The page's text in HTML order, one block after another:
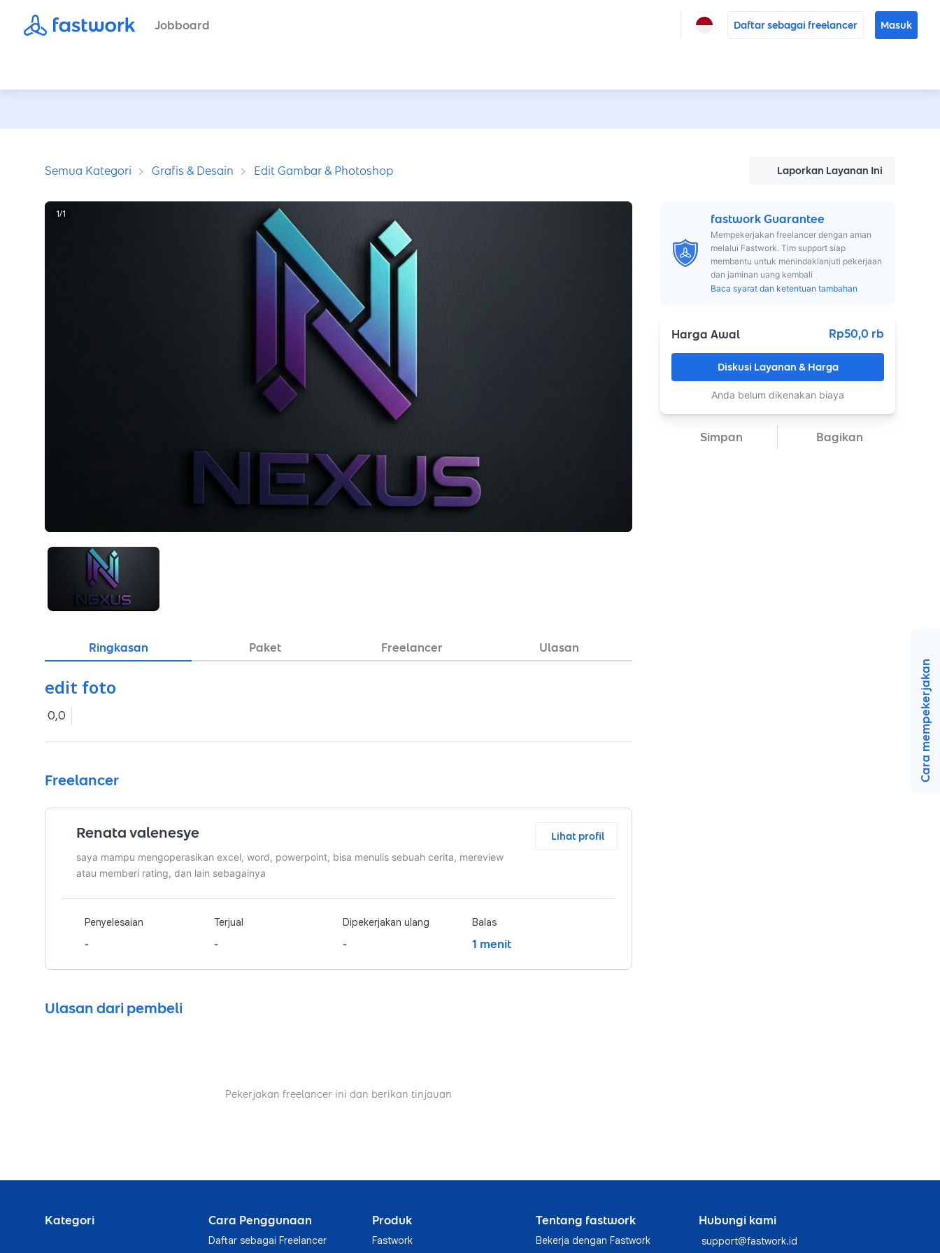
Jobboard Daftar sebagai freelancer Masuk
Semua Kategori Grafis & Desain Edit Gambar & Photoshop Laporkan Layanan Ini
1/1
Ringkasan Paket Freelancer Ulasan
edit foto
0,0
Freelancer
Renata valenesye
saya mampu mengoperasikan excel, word, powerpoint, bisa menulis sebuah cerita, mereview
atau memberi rating, dan lain sebagainya
Lihat profil
Penyelesaian
-
Terjual
-
Dipekerjakan ulang
-
Balas
1 menit
Ulasan dari pembeli
Pekerjakan freelancer ini dan berikan tinjauan
fastwork Guarantee
Mempekerjakan freelancer dengan aman
melalui Fastwork. Tim support siap
membantu untuk menindaklanjuti pekerjaan
dan jaminan uang kembali
Baca syarat dan ketentuan tambahan
Harga Awal Rp50,0 rb
Diskusi Layanan & Harga
Anda belum dikenakan biaya
Simpan Bagikan
Cara mempekerjakan
Kategori Cara Penggunaan
Daftar sebagai Freelancer
Produk
Fastwork
Tentang fastwork
Bekerja dengan Fastwork
Hubungi kami
support@fastwork.id